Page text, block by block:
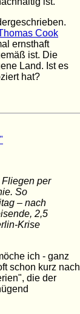
Cook
ernsthaft
ist. Die
Land. Ist es
hat?
per
So
– nach
2,5
Krise
ich - ganz
schon kurz nach
die der